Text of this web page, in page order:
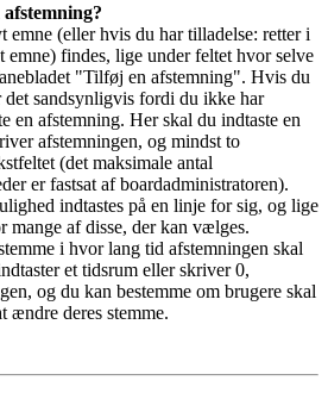
emne (eller hvis du har tilladelse: retter i
findes, lige under feltet hvor selve
"Tilføj en afstemning". Hvis du
det sandsynligvis fordi du ikke har
en afstemning. Her skal du indtaste en
afstemningen, og mindst to
(det maksimale antal
er fastsat af boardadministratoren).
indtastes på en linje for sig, og lige
mange af disse, der kan vælges.
i hvor lang tid afstemningen skal
et tidsrum eller skriver 0,
og du kan bestemme om brugere skal
ændre deres stemme.